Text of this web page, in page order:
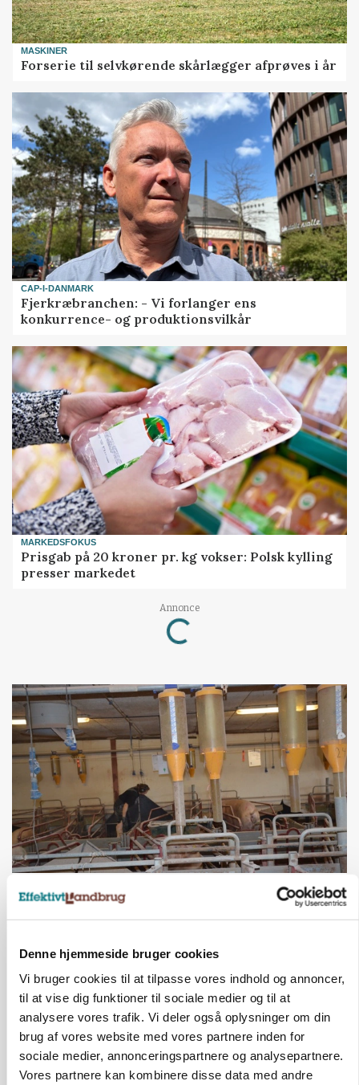
Denne hjemmeside bruger cookies
Vi bruger cookies til at tilpasse vores indhold og annoncer,
til at vise dig funktioner til sociale medier og til at
analysere vores trafik. Vi deler også oplysninger om din
brug af vores website med vores partnere inden for
sociale medier, annonceringspartnere og analysepartnere.
Vores partnere kan kombinere disse data med andre
MASKINER
Forserie til selvkørende skårlægger afprøves i år
CAP-I-DANMARK
Fjerkræbranchen: - Vi forlanger ens
konkurrence- og produktionsvilkår
MARKEDSFOKUS
Prisgab på 20 kroner pr. kg vokser: Polsk kylling
presser markedet
Annonce
Loading...
Rådgiver om DB-Tjek: Små justeringer kan give